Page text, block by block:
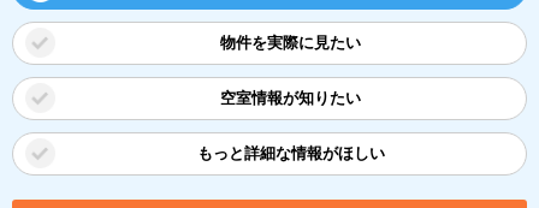
物件を実際に見たい
空室情報が知りたい
もっと詳細な情報がほしい